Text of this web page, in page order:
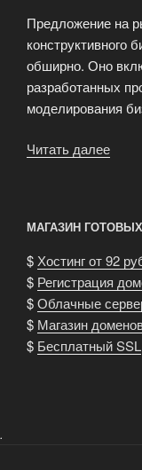
Предложение на
конструктивного
обширно. Оно
разработанных
моделирования
Читать далее
МАГАЗИН ГОТОВЫХ
$Хостинг от 92
$ Регистрация
$Облачные
$ Магазин
$ Бесплатный SSL
.